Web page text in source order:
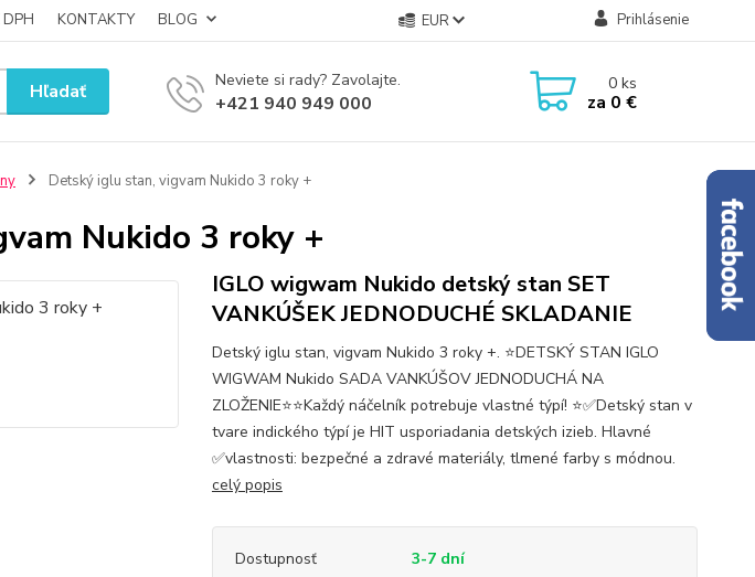
DPH KONTAKTY BLOG EUR Prihlásenie
Hľadať Neviete si rady? Zavolajte.
+421 940 949 000
0ks
za 0 €
Detský iglu stan, vigvam Nukido 3 roky +
Nukido 3 roky +
IGLO wigwam Nukido detský stan SET
VANKÚŠEK JEDNODUCHÉ SKLADANIE
Detský iglu stan, vigvam Nukido 3 roky +. ⭐️DETSKÝ STAN IGLO
WIGWAM Nukido SADA VANKÚŠOV JEDNODUCHÁ NA
ZLOŽENIE⭐️⭐️Každý náčelník potrebuje vlastné týpí! ⭐️✅Detský stan v
tvare indického týpí je HIT usporiadania detských izieb. Hlavné
✅vlastnosti: bezpečné a zdravé materiály, tlmené farby s módnou.
celý popis
Dostupnosť 3-7 dní